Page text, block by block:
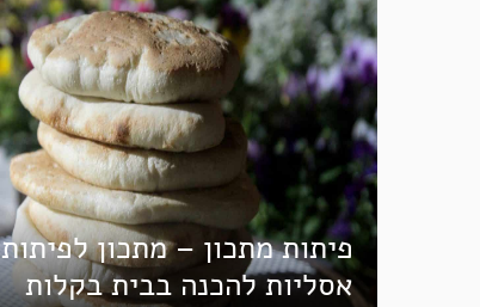
פיתות מתכון – מתכון לפיתות
אסליות להכנה בבית בקלות